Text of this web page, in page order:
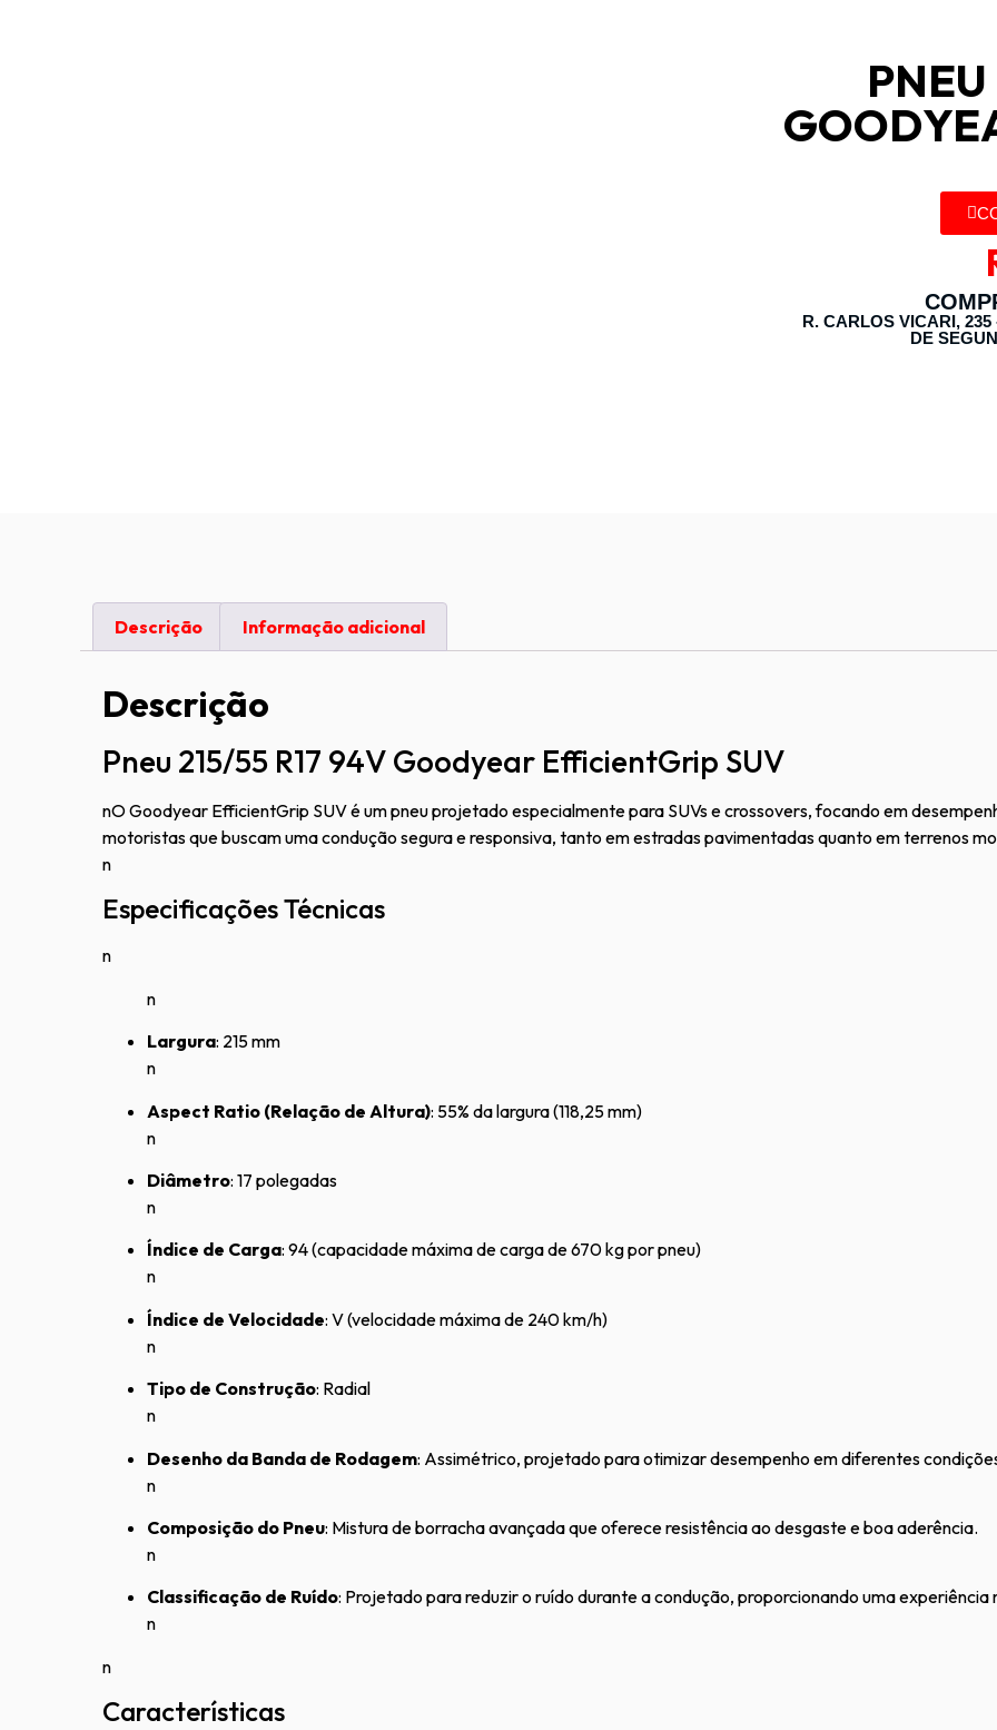
R. CARLOS VICARI,
DE
Descrição Informação adicional
Descrição
Pneu 215/55 R17 94V Goodyear EfficientGrip SUV
nO Goodyear EfficientGrip SUV é um pneu projetado especialmente para SUVs e crossovers, focando em
motoristas que buscam uma condução segura e responsiva, tanto em estradas pavimentadas quanto em terrenos
n
Especificações Técnicas
n
n
Largura: 215 mm
n
Aspect Ratio (Relação de Altura): 55% da largura (118,25 mm)
n
Diâmetro: 17 polegadas
n
Índice de Carga: 94 (capacidade máxima de carga de 670 kg por pneu)
n
Índice de Velocidade: V (velocidade máxima de 240 km/h)
n
Tipo de Construção: Radial
n
Desenho da Banda de Rodagem: Assimétrico, projetado para otimizar desempenho em diferentes
n
Composição do Pneu: Mistura de borracha avançada que oferece resistência ao desgaste e boa aderência.
n
Classificação de Ruído: Projetado para reduzir o ruído durante a condução, proporcionando uma experiência
n
n
Características